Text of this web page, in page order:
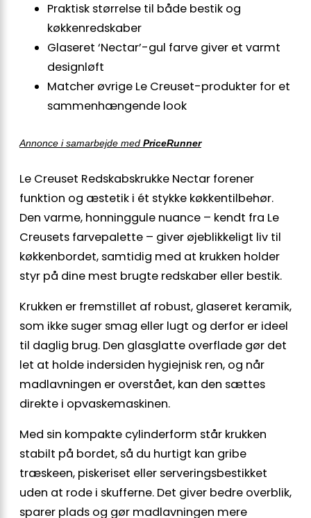
Praktisk størrelse til både bestik og
køkkenredskaber
Glaseret ‘Nectar’-gul farve giver et varmt
designløft
Matcher øvrige Le Creuset-produkter for et
sammenhængende look
Annonce i samarbejde med PriceRunner
Le Creuset Redskabskrukke Nectar forener
funktion og æstetik i ét stykke køkkentilbehør.
Den varme, honninggule nuance – kendt fra Le
Creusets farvepalette – giver øjeblikkeligt liv til
køkkenbordet, samtidig med at krukken holder
styr på dine mest brugte redskaber eller bestik.
Krukken er fremstillet af robust, glaseret keramik,
som ikke suger smag eller lugt og derfor er ideel
til daglig brug. Den glasglatte overflade gør det
let at holde indersiden hygiejnisk ren, og når
madlavningen er overstået, kan den sættes
direkte i opvaskemaskinen.
Med sin kompakte cylinderform står krukken
stabilt på bordet, så du hurtigt kan gribe
træskeen, piskeriset eller serveringsbestikket
uden at rode i skufferne. Det giver bedre overblik,
sparer plads og gør madlavningen mere